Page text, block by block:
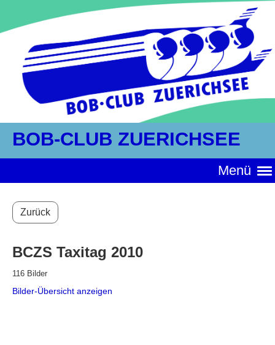
BOB-CLUB ZUERICHSEE
Menü
Zurück
BCZS Taxitag 2010
116 Bilder
Bilder-Übersicht anzeigen